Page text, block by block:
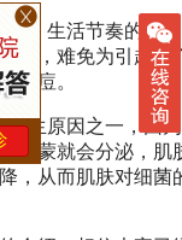
，生活节奏的加
张，难免为引起人
痘痘。
生原因之一，因为
尔蒙就会分泌，肌
，从而肌肤对细菌